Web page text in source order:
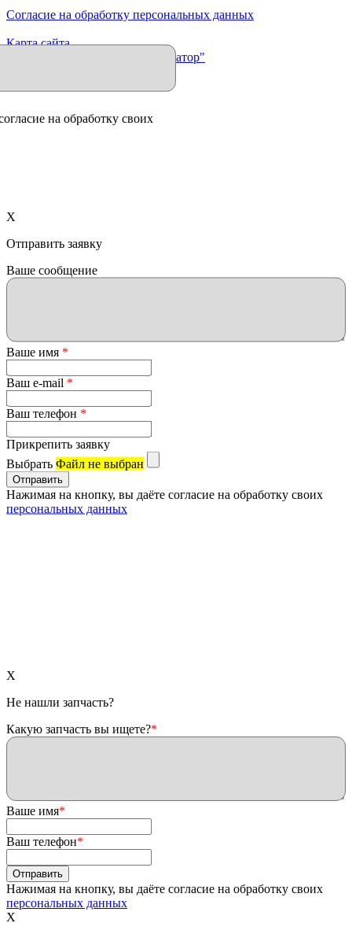
Согласие на обработку персональных данных
Карта сайта
Продвижение сайта "Иллюминатор"
на обработку своих
X
Отправить заявку
Ваше сообщение
Ваше имя *
Ваш e-mail *
Ваш телефон *
Прикрепить заявку
Выбрать Файл не выбран
Нажимая на кнопку, вы даёте согласие на обработку своих
персональных данных
X
Не нашли запчасть?
Какую запчасть вы ищете?*
Ваше имя*
Ваш телефон*
Нажимая на кнопку, вы даёте согласие на обработку своих
персональных данных
X